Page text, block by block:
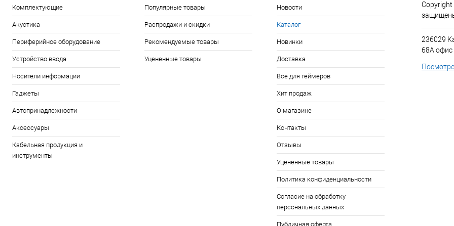
Комплектующие
Акустика
Периферийное оборудование
Устройство ввода
Носители информации
Гаджеты
Автопринадлежности
Аксессуары
Кабельная продукция и
инструменты
Популярные товары
Распродажи и скидки
Рекомендуемые товары
Уцененные товары
Новости
Каталог
Новинки
Доставка
Все для геймеров
Хит продаж
О магазине
Контакты
Отзывы
Уцененные товары
Политика конфиденциальности
Согласие на обработку
персональных данных
Публичная оферта
Copyright
236029
68А офис